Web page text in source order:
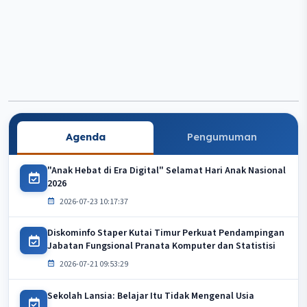
Agenda Pengumuman
"Anak Hebat di Era Digital" Selamat Hari Anak Nasional
2026
2026-07-23 10:17:37
Diskominfo Staper Kutai Timur Perkuat Pendampingan
Jabatan Fungsional Pranata Komputer dan Statistisi
2026-07-21 09:53:29
Sekolah Lansia: Belajar Itu Tidak Mengenal Usia